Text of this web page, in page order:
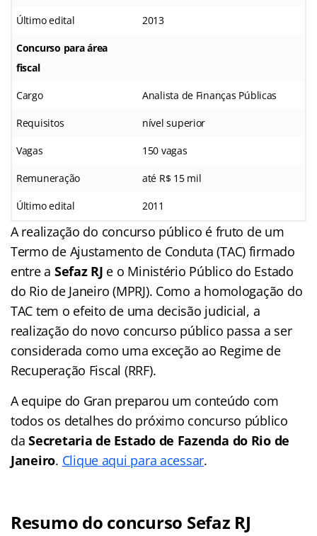
Último edital 2013
Concurso para área
fiscal
Cargo Analista de Finanças Públicas
Requisitos nível superior
Vagas 150 vagas
Remuneração até R$ 15 mil
Último edital 2011
A realização do concurso público é fruto de um
Termo de Ajustamento de Conduta (TAC) firmado
entre a Sefaz RJ e o Ministério Público do Estado
do Rio de Janeiro (MPRJ). Como a homologação do
TAC tem o efeito de uma decisão judicial, a
realização do novo concurso público passa a ser
considerada como uma exceção ao Regime de
Recuperação Fiscal (RRF).
A equipe do Gran preparou um conteúdo com
todos os detalhes do próximo concurso público
daSecretaria de Estado de Fazenda do Rio de
Janeiro. Clique aqui para acessar.
Resumo do concurso Sefaz RJ